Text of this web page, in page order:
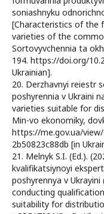
soniashnyku
[Characteristics of the
varieties of the
Sortovyvchennia ta
194. https://doi.org/
Ukrainian].
20. Derzhavnyi reiestr
poshyrennia v Ukraini
varieties suitable for
Min-vo ekonomiky,
https://me.gov.ua/
2b50823c88db [in
21. Melnyk S.I. (Ed.).
kvalifikatsiynoyi
poshyrennya v
conducting
suitability for